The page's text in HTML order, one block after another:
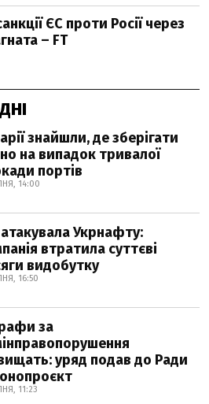
ЄС проти Росії через
– FT
знайшли, де зберігати
на випадок тривалої
портів
14:00
Укрнафту:
втратила суттєві
видобутку
16:50
за
уряд подав до Ради
11:23